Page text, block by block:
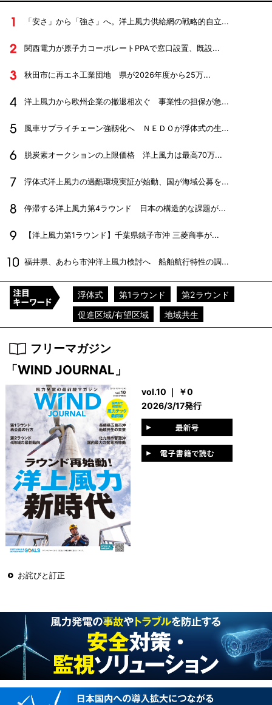
「安さ」から「強さ」へ。洋上風力供給網の戦略的自立...
関西電力が原子力コーポレートPPAで窓口設置、既設...
秋田市に再エネ工業団地 県が2026年度から25万...
洋上風力から欧州企業の撤退相次ぐ 事業性の担保が急...
風車サプライチェーン強靱化へ ＮＥＤＯが浮体式の生...
脱炭素オークションの上限価格 洋上風力は最高70万...
浮体式洋上風力の過酷環境実証が始動、国が海域公募を...
停滞する洋上風力第4ラウンド 日本の構造的な課題が...
【洋上風力第1ラウンド】千葉県銚子市沖 三菱商事が...
福井県、あわら市沖洋上風力検討へ 船舶航行特性の調...
浮体式 第1ラウンド
第2ラウンド
促進区域/有望区域
地域共生
フリーマガジン
「WIND JOURNAL」
vol.10 ｜ ￥0
2026/3/17発行
お詫びと訂正